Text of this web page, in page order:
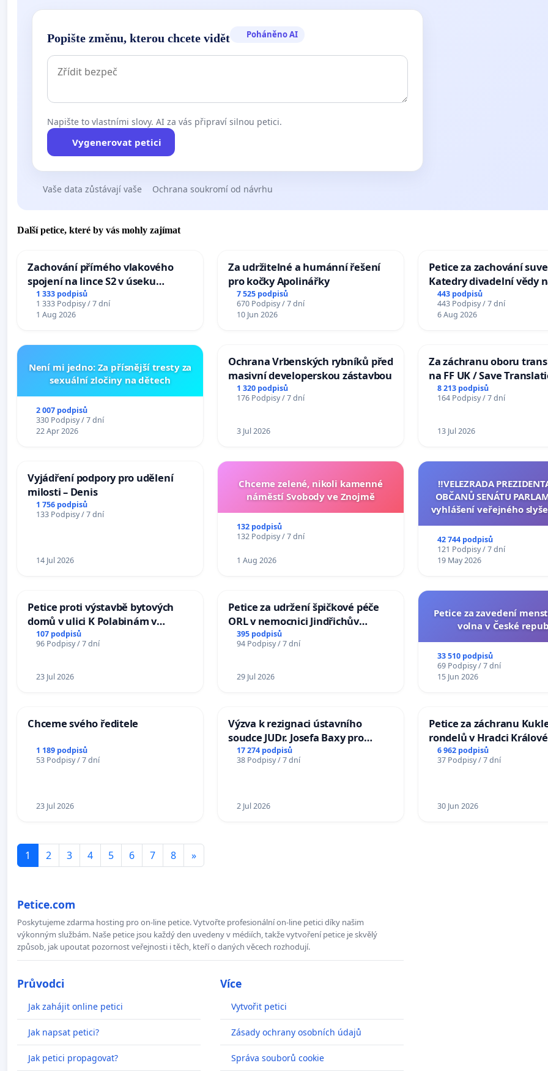
Popište změnu, kterou chcete vidět Poháněno AI
Napište to vlastními slovy. AI za vás připraví silnou petici.
Vygenerovat petici
Vaše data zůstávají vaše Ochrana soukromí od návrhu
Další petice, které by vás mohly zajímat
Zachování přímého vlakového
spojení na lince S2 v úseku
Ostrava – Bohumín – Karviná –
Mosty u Jablunkova
1 333 podpisů
1 333 Podpisy / 7 dní
1 Aug 2026
Za udržitelné a humánní řešení
pro kočky Apolinářky
7 525 podpisů
670 Podpisy / 7 dní
10 Jun 2026
Petice za zachování
Katedry divadelní vědy
443 podpisů
443 Podpisy / 7 dní
6 Aug 2026
Není mi jedno: Za přísnější tresty za
sexuální zločiny na dětech
2 007 podpisů
330 Podpisy / 7 dní
22 Apr 2026
Ochrana Vrbenských rybníků před
masivní developerskou zástavbou
1 320 podpisů
176 Podpisy / 7 dní
3 Jul 2026
Za záchranu oboru
na FF UK / Save
Studies at the Faculty of
Charles University
8 213 podpisů
164 Podpisy / 7 dní
13 Jul 2026
Vyjádření podpory pro udělení
milosti – Denis
1 756 podpisů
133 Podpisy / 7 dní
14 Jul 2026
Chceme zelené, nikoli kamenné
náměstí Svobody ve Znojmě
132 podpisů
132 Podpisy / 7 dní
1 Aug 2026
‼️VELEZRADA
OBČANŮ SENÁTU
vyhlášení veřejného
na přijetí usnesení k
žaloby na prezidenta
42 744 podpisů
121 Podpisy / 7 dní
19 May 2026
Petice proti výstavbě bytových
domů v ulici K Polabinám v
Pardubicích
107 podpisů
96 Podpisy / 7 dní
23 Jul 2026
Petice za udržení špičkové péče
ORL v nemocnici Jindřichův
Hradec
395 podpisů
94 Podpisy / 7 dní
29 Jul 2026
Petice za zavedení
volna v České
33 510 podpisů
69 Podpisy / 7 dní
15 Jun 2026
Chceme svého ředitele
1 189 podpisů
53 Podpisy / 7 dní
23 Jul 2026
Výzva k rezignaci ústavního
soudce JUDr. Josefa Baxy pro
ohrožení důvěry ve spravedlivý
proces
17 274 podpisů
38 Podpisy / 7 dní
2 Jul 2026
Petice za záchranu
rondelů v Hradci Králové
6 962 podpisů
37 Podpisy / 7 dní
30 Jun 2026
1 2 3 4 5 6 7 8 »
Petice.com
Poskytujeme zdarma hosting pro on-line petice. Vytvořte profesionální on-line petici díky našim
výkonným službám. Naše petice jsou každý den uvedeny v médiích, takže vytvoření petice je skvělý
způsob, jak upoutat pozornost veřejnosti i těch, kteří o daných věcech rozhodují.
Průvodci
Jak zahájit online petici
Jak napsat petici?
Jak petici propagovat?
Více
Vytvořit petici
Zásady ochrany osobních údajů
Správa souborů cookie